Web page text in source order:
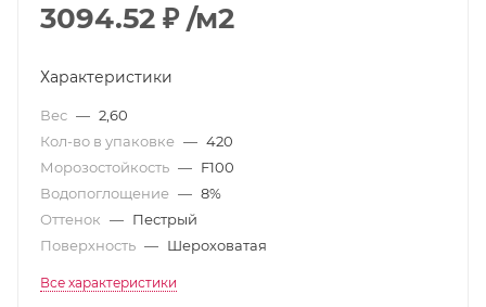
3094.52 ₽ /м2
Характеристики
Вес — 2,60
Кол-во в упаковке — 420
Морозостойкость — F100
Водопоглощение — 8%
Оттенок — Пестрый
Поверхность — Шероховатая
Все характеристики